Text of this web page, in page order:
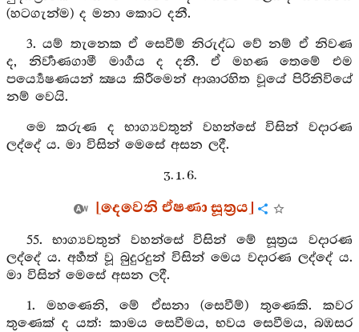
(හටගැන්ම) ද මනා කොට දනී.
3. යම් තැනෙක ඒ සෙවීම් නිරුද්ධ වේ නම් ඒ නිවණ
ද, නිර්‍වාණගාමී මාර්‍ගය ද දනී. ඒ මහණ තෙමේ එම
පර්‍ය්‍යෙෂණයන් ක්‍ෂය කිරීමෙන් ආශාරහිත වූයේ පිරිනිවියේ
නම් වෙයි.
මෙ කරුණ ද භාග්‍යවතුන් වහන්සේ විසින් වදාරණ
ලද්දේ ය. මා විසින් මෙසේ අසන ලදී.
3. 1. 6.
[දෙවෙනි ඒෂණා සූත්‍රය]
55. භාග්‍යවතුන් වහන්සේ විසින් මේ සූත්‍රය වදාරණ
ලද්දේ ය. අර්‍හත් වූ බුදුරදුන් විසින් මෙය වදාරණ ලද්දේ ය.
මා විසින් මෙසේ අසන ලදී.
1. මහණෙනි, මේ ඒසනා (සෙවීම්) තුණෙකි. කවර
තුණෙක් ද යත්: කාමය සෙවීමය, භවය සෙවීමය, බඹසර